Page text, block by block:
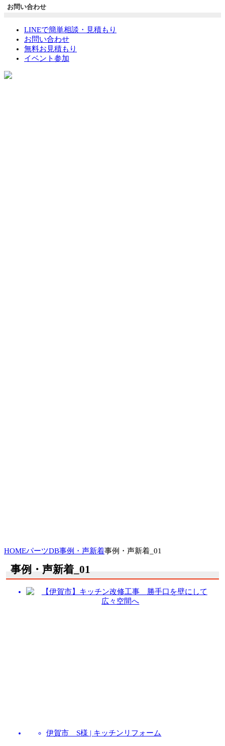
お問い合わせ
LINEで簡単相談・見積もり
お問い合わせ
無料お見積もり
イベント参加
HOMEパーツDB事例・声新着事例・声新着_01
事例・声新着_01
伊賀市 S様 | キッチンリフォーム